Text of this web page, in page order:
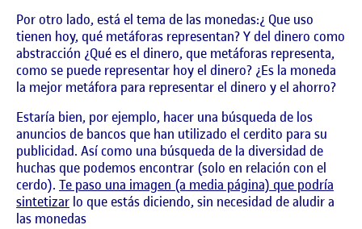
Por otro lado, está el tema de las monedas:¿ Que uso
tienen hoy, qué metáforas representan? Y del dinero como
abstracción ¿Qué es el dinero, que metáforas representa,
como se puede representar hoy el dinero? ¿Es la moneda
la mejor metáfora para representar el dinero y el ahorro?
Estaría bien, por ejemplo, hacer una búsqueda de los
anuncios de bancos que han utilizado el cerdito para su
publicidad. Así como una búsqueda de la diversidad de
huchas que podemos encontrar (solo en relación con el
cerdo). Te paso una imagen (a media página) que podría
sintetizar lo que estás diciendo, sin necesidad de aludir a
las monedas